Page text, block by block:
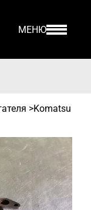
МЕНЮ
>Komatsu